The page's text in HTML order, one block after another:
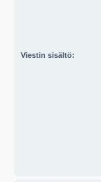
Viestin sisältö: